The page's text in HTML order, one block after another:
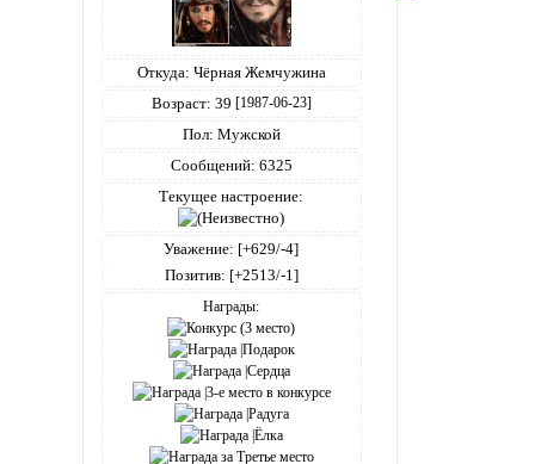
Откуда: Чёрная Жемчужина
Возраст: 39 [1987-06-23]
Пол: Мужской
Сообщений: 6325
Текущее настроение:
Уважение: [+629/-4]
Позитив: [+2513/-1]
Награды: